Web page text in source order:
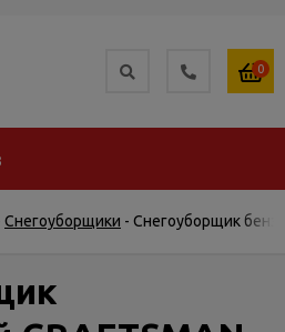
0
Снегоуборщики - Снегоуборщик